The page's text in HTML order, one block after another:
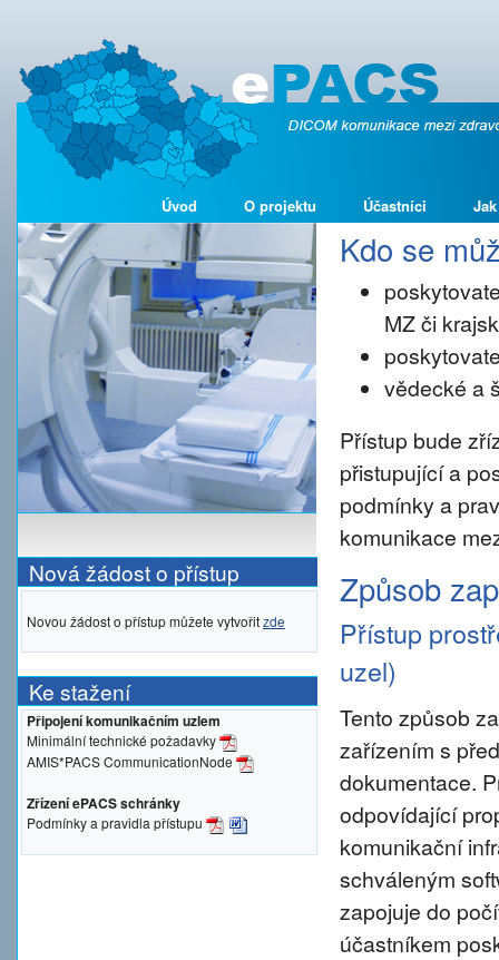
Úvod O projektu Účastníci
Nová žádost o přístup
Novou žádost o přístup můžete vytvořitzde
Ke stažení
Připojení komunikačním uzlem
Minimální technické požadavky
AMIS*PACS CommunicationNode
Zřízení ePACS schránky
Podmínky a pravidla přístupu
Kdo se
MZ či
vědecké a
Přístup bude
přistupující a
podmínky a
komunikace
Způsob
Přístup
uzel)
Tento způsob
zařízením s
dokumentace.
odpovídající
komunikační
schváleným
zapojuje do
účastníkem